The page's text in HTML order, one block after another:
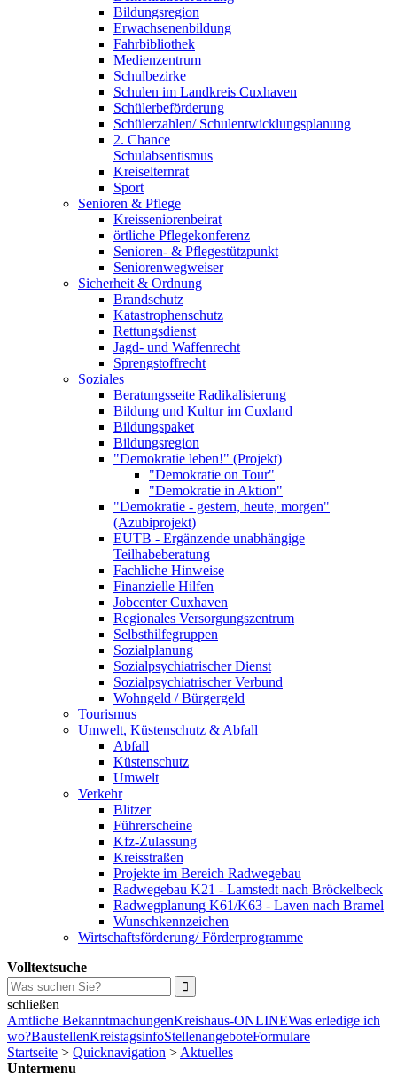
Bildungsregion
Erwachsenenbildung
Fahrbibliothek
Medienzentrum
Schulbezirke
Schulen im Landkreis Cuxhaven
Schülerbeförderung
Schülerzahlen/ Schulentwicklungsplanung
2. Chance
Schulabsentismus
Kreiselternrat
Sport
Senioren & Pflege
Kreisseniorenbeirat
örtliche Pflegekonferenz
Senioren- & Pflegestützpunkt
Seniorenwegweiser
Sicherheit & Ordnung
Brandschutz
Katastrophenschutz
Rettungsdienst
Jagd- und Waffenrecht
Sprengstoffrecht
Soziales
Beratungsseite Radikalisierung
Bildung und Kultur im Cuxland
Bildungspaket
Bildungsregion
"Demokratie leben!" (Projekt)
"Demokratie on Tour"
"Demokratie in Aktion"
"Demokratie - gestern, heute, morgen"
(Azubiprojekt)
EUTB - Ergänzende unabhängige
Teilhabeberatung
Fachliche Hinweise
Finanzielle Hilfen
Jobcenter Cuxhaven
Regionales Versorgungszentrum
Selbsthilfegruppen
Sozialplanung
Sozialpsychiatrischer Dienst
Sozialpsychiatrischer Verbund
Wohngeld / Bürgergeld
Tourismus
Umwelt, Küstenschutz & Abfall
Abfall
Küstenschutz
Umwelt
Verkehr
Blitzer
Führerscheine
Kfz-Zulassung
Kreisstraßen
Projekte im Bereich Radwegebau
Radwegebau K21 - Lamstedt nach Bröckelbeck
Radwegplanung K61/K63 - Laven nach Bramel
Wunschkennzeichen
Wirtschaftsförderung/ Förderprogramme
Volltextsuche
schließen
Amtliche BekanntmachungenKreishaus-ONLINEWas erledige ich
wo?BaustellenKreistagsinfoStellenangeboteFormulare
Startseite > Quicknavigation > Aktuelles
Untermenu